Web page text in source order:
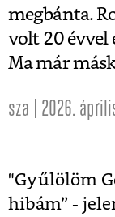
megbánta.
volt 20 évvel
Ma már
sza | 2026.
"Gyűlölöm
hibám” -